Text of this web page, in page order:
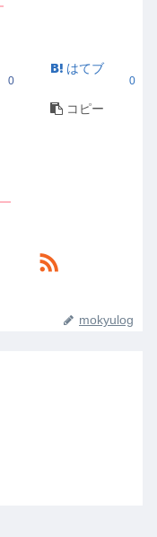
0
はてブ
0
コピー
mokyulog